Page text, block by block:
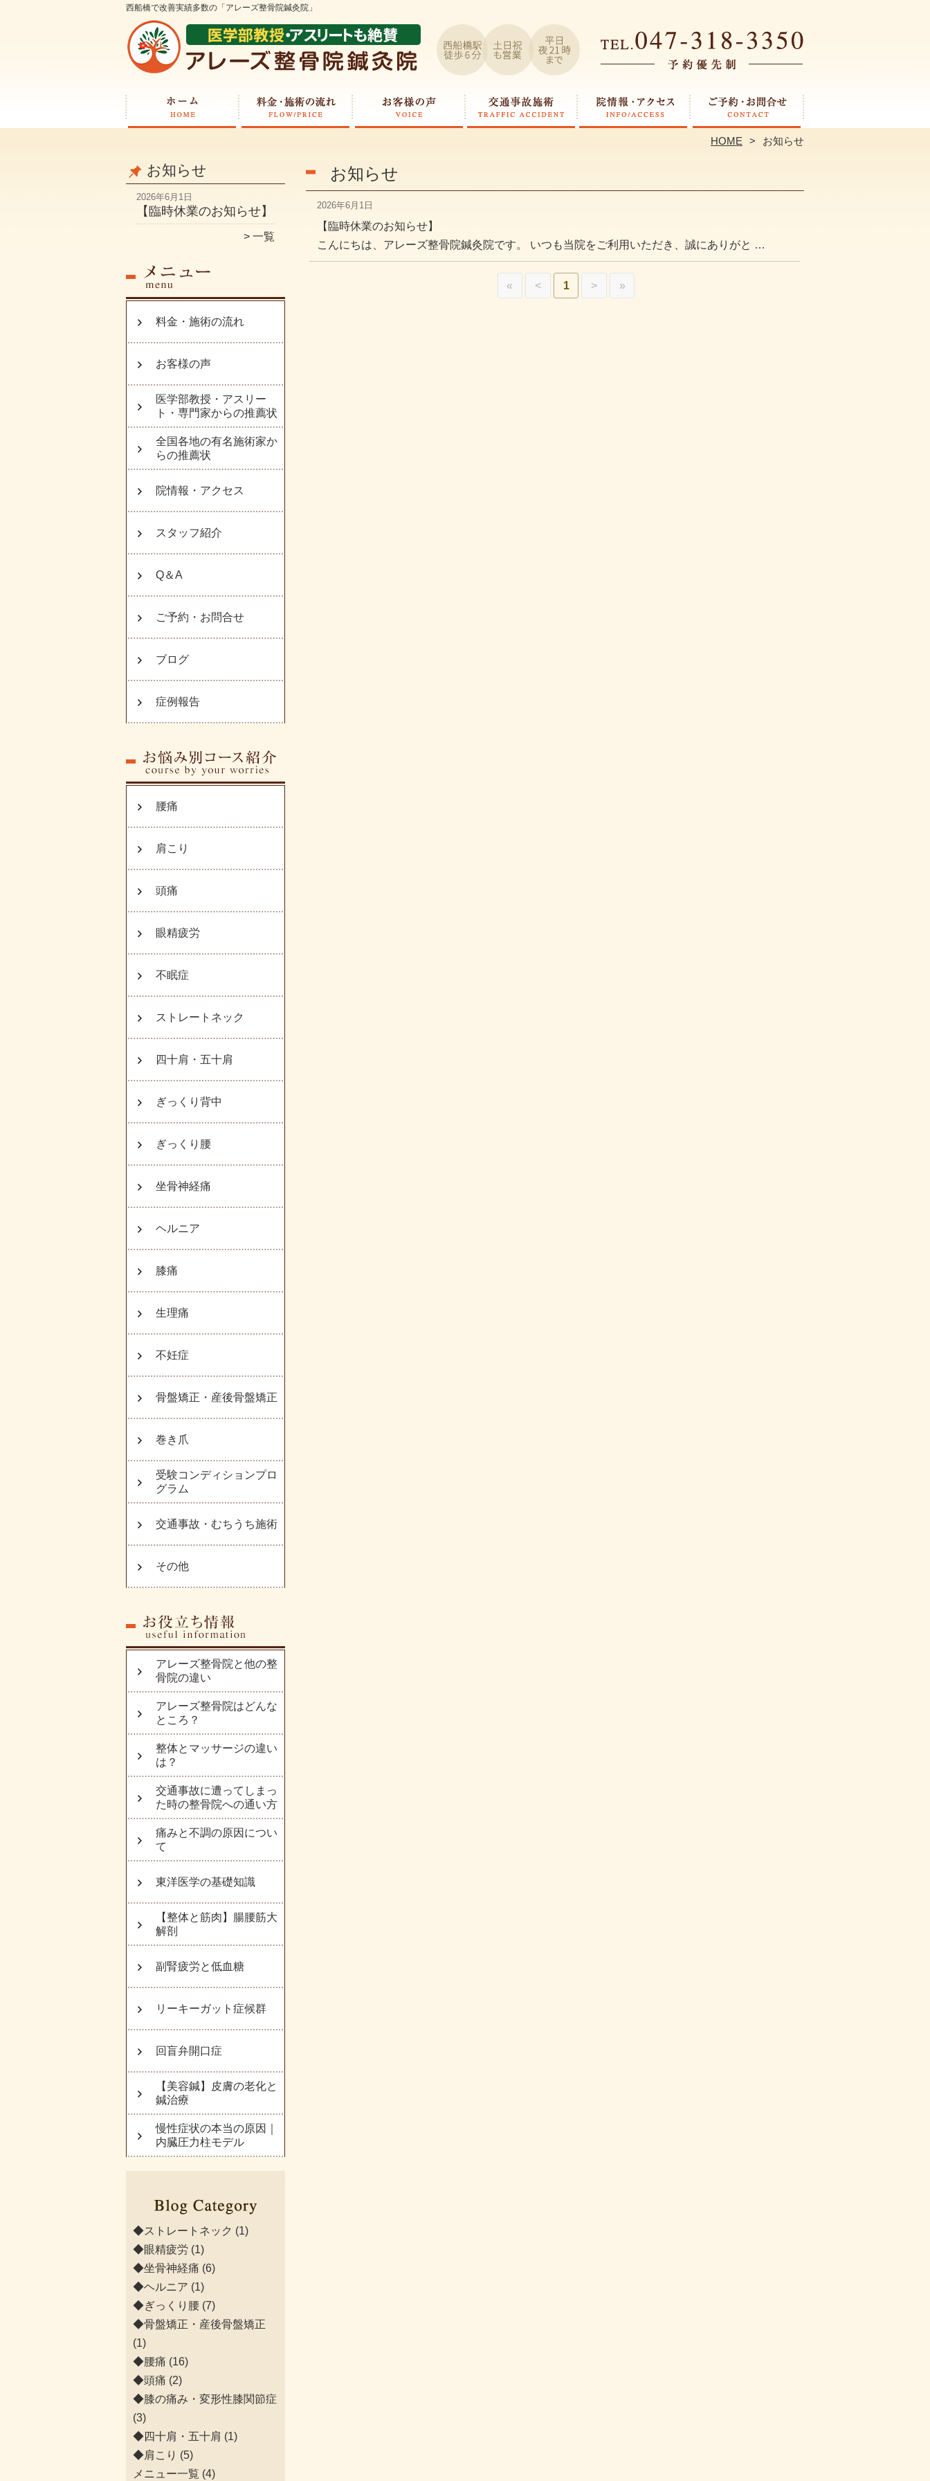
西船橋で改善実績多数の「アレーズ整骨院鍼灸院」
HOME お知らせ
お知らせ
2026年6月1日
【臨時休業のお知らせ】
一覧
料金・施術の流れ
お客様の声
医学部教授・アスリー
ト・専門家からの推薦状
全国各地の有名施術家か
らの推薦状
院情報・アクセス
スタッフ紹介
Q＆A
ご予約・お問合せ
ブログ
症例報告
腰痛
肩こり
頭痛
眼精疲労
不眠症
ストレートネック
四十肩・五十肩
ぎっくり背中
ぎっくり腰
坐骨神経痛
ヘルニア
膝痛
生理痛
不妊症
骨盤矯正・産後骨盤矯正
巻き爪
受験コンディションプロ
グラム
交通事故・むちうち施術
その他
アレーズ整骨院と他の整
骨院の違い
アレーズ整骨院はどんな
ところ？
整体とマッサージの違い
は？
交通事故に遭ってしまっ
た時の整骨院への通い方
痛みと不調の原因につい
て
東洋医学の基礎知識
【整体と筋肉】腸腰筋大
解剖
副腎疲労と低血糖
リーキーガット症候群
回盲弁開口症
【美容鍼】皮膚の老化と
鍼治療
慢性症状の本当の原因｜
内臓圧力柱モデル
◆ストレートネック (1)
◆眼精疲労 (1)
◆坐骨神経痛 (6)
◆ヘルニア (1)
◆ぎっくり腰 (7)
◆骨盤矯正・産後骨盤矯正
(1)
◆腰痛 (16)
◆頭痛 (2)
◆膝の痛み・変形性膝関節症
(3)
◆四十肩・五十肩 (1)
◆肩こり (5)
メニュー一覧 (4)
お知らせ
2026年6月1日
【臨時休業のお知らせ】
こんにちは、アレーズ整骨院鍼灸院です。 いつも当院をご利用いただき、誠にありがと …
« < 1 > »